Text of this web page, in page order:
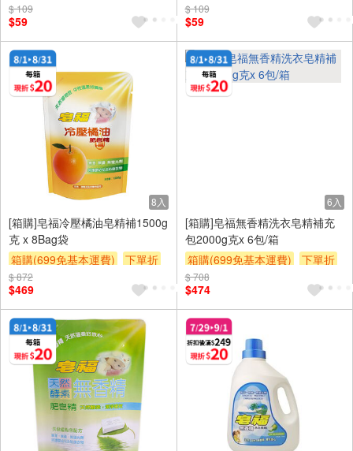
$ 109
$59
$ 109
$59
8入
[箱購]皂福冷壓橘油皂精補1500g
克 x 8Bag袋
箱購(699免基本運費)
下單折
贈$200
$ 872
$469
6入
[箱購]皂福無香精洗衣皂精補充
包2000g克x 6包/箱
箱購(699免基本運費)
下單折
贈$200
$ 708
$474